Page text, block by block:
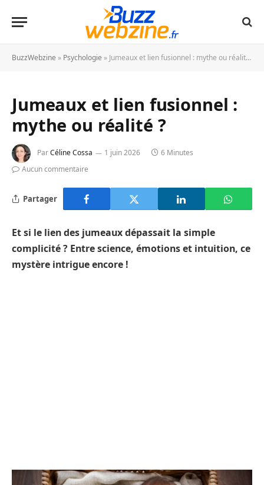
BuzzWebzine » Psychologie » Jumeaux et lien fusionnel : mythe ou réalité ?
Jumeaux et lien fusionnel :
mythe ou réalité ?
ParCéline Cossa 1 juin 2026
6 Minutes
Aucun commentaire
Partager
Et si le lien des jumeaux dépassait la simple
complicité ? Entre science, émotions et intuition, ce
mystère intrigue encore !